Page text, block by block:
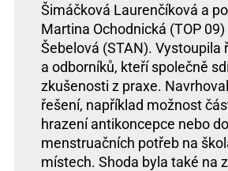
Šimáčková Laurenčíková a
Martina Ochodnická (TOP
Šebelová (STAN). Vystoupila
a odborníků, kteří společně
zkušenosti z praxe.
řešení, například možnost
hrazení antikoncepce nebo
menstruačních potřeb na
místech. Shoda byla také na